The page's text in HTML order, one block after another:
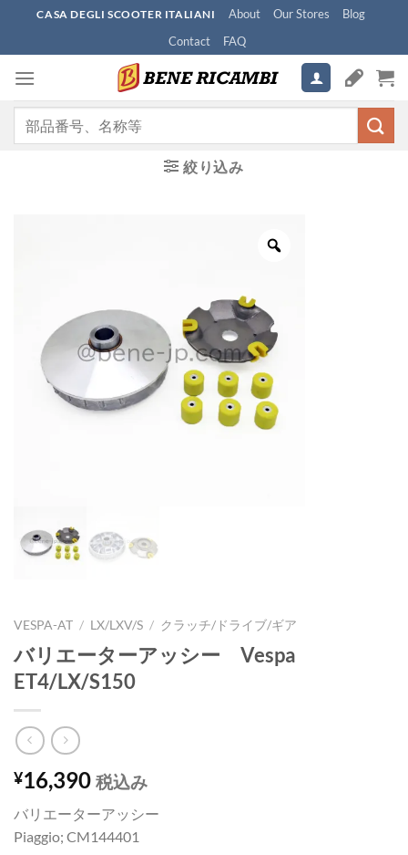
content
CASA DEGLI SCOOTER ITALIANI About Our Stores
Blog
Contact
FAQ
絞り込み
VESPA-AT / LX/LXV/S / クラッチ/ドライブ/ギア
バリエーターアッシー Vespa
ET4/LX/S150
¥16,390 税込み
バリエーターアッシー
Piaggio; CM144401